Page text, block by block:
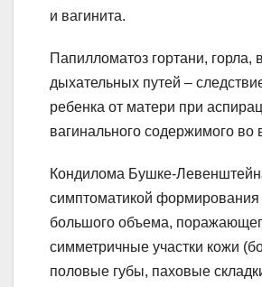
и вагинита.
Папилломатоз гортани, горла,
дыхательных путей –
ребенка от матери при
вагинального содержимого во
Кондилома Бушке-
симптоматикой формирования
большого объема,
симметричные участки кожи
половые губы, паховые